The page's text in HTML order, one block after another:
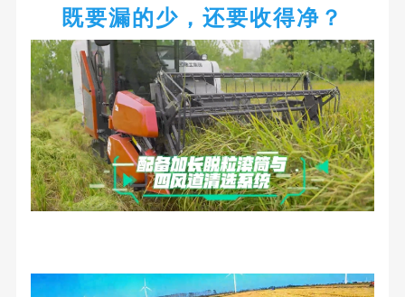
既要漏的少，还要收得净？